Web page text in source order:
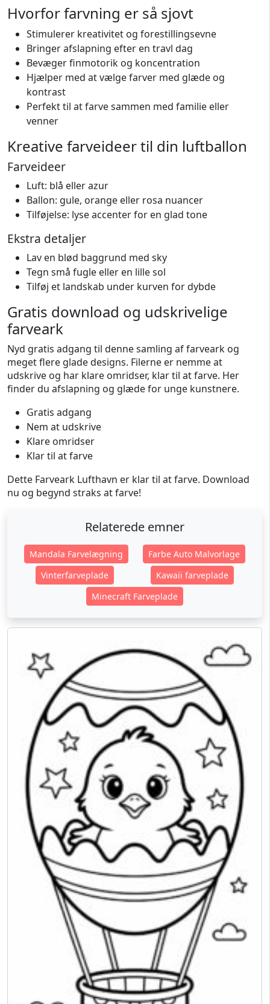
Hvorfor farvning er så sjovt
Stimulerer kreativitet og forestillingsevne
Bringer afslapning efter en travl dag
Bevæger finmotorik og koncentration
Hjælper med at vælge farver med glæde og
kontrast
Perfekt til at farve sammen med familie eller
venner
Kreative farveideer til din luftballon
Farveideer
Luft: blå eller azur
Ballon: gule, orange eller rosa nuancer
Tilføjelse: lyse accenter for en glad tone
Ekstra detaljer
Lav en blød baggrund med sky
Tegn små fugle eller en lille sol
Tilføj et landskab under kurven for dybde
Gratis download og udskrivelige
farveark
Nyd gratis adgang til denne samling af farveark og
meget flere glade designs. Filerne er nemme at
udskrive og har klare omridser, klar til at farve. Her
finder du afslapning og glæde for unge kunstnere.
Gratis adgang
Nem at udskrive
Klare omridser
Klar til at farve
Dette Farveark Lufthavn er klar til at farve. Download
nu og begynd straks at farve!
Relaterede emner
Mandala Farvelægning
Farbe Auto Malvorlage
Vinterfarveplade
Kawaii farveplade
Minecraft Farveplade